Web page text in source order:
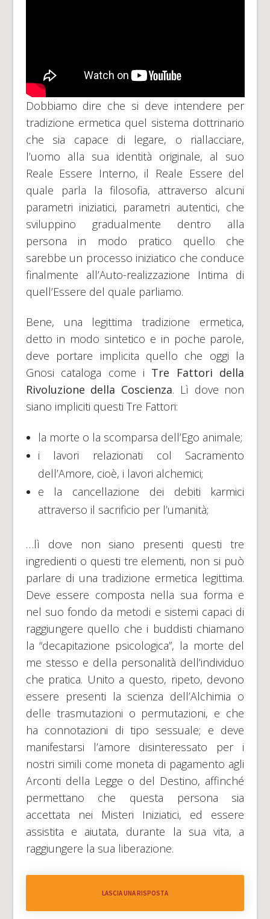
Dobbiamo dire che si deve intendere per
tradizione ermetica quel sistema dottrinario
che sia capace di legare, o riallacciare,
l’uomo alla sua identità originale, al suo
Reale Essere Interno, il Reale Essere del
quale parla la filosofia, attraverso alcuni
parametri iniziatici, parametri autentici, che
sviluppino gradualmente dentro alla
persona in modo pratico quello che
sarebbe un processo iniziatico che conduce
finalmente all’Auto-realizzazione Intima di
quell’Essere del quale parliamo.
Bene, una legittima tradizione ermetica,
detto in modo sintetico e in poche parole,
deve portare implicita quello che oggi la
Gnosi cataloga come i Tre Fattori della
Rivoluzione della Coscienza. Lì dove non
siano impliciti questi Tre Fattori:
la morte o la scomparsa dell’Ego animale;
i lavori relazionati col Sacramento
dell’Amore, cioè, i lavori alchemici;
e la cancellazione dei debiti karmici
attraverso il sacrificio per l’umanità;
…lì dove non siano presenti questi tre
ingredienti o questi tre elementi, non si può
parlare di una tradizione ermetica legittima.
Deve essere composta nella sua forma e
nel suo fondo da metodi e sistemi capaci di
raggiungere quello che i buddisti chiamano
la “decapitazione psicologica”, la morte del
me stesso e della personalità dell’individuo
che pratica. Unito a questo, ripeto, devono
essere presenti la scienza dell’Alchimia o
delle trasmutazioni o permutazioni, e che
ha connotazioni di tipo sessuale; e deve
manifestarsi l’amore disinteressato per i
nostri simili come moneta di pagamento agli
Arconti della Legge o del Destino, affinché
permettano che questa persona sia
accettata nei Misteri Iniziatici, ed essere
assistita e aiutata, durante la sua vita, a
raggiungere la sua liberazione.
LASCIA UNA RISPOSTA